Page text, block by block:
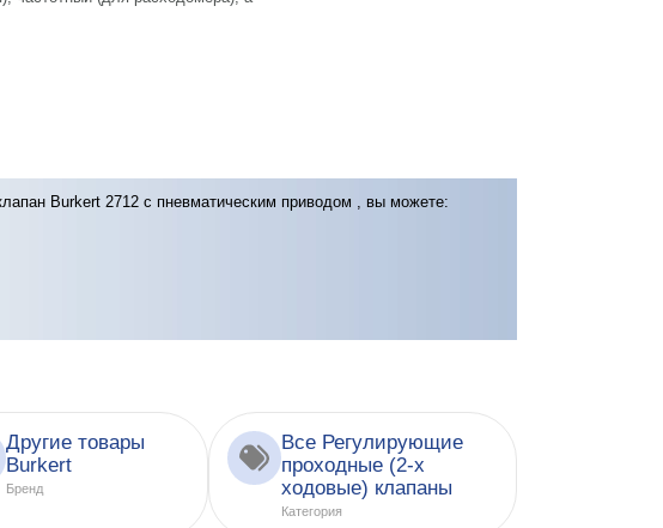
Burkert 2712 с пневматическим приводом , вы можете:
Другие товары
Burkert
Бренд
Все Регулирующие
проходные (2-х
ходовые) клапаны
Категория